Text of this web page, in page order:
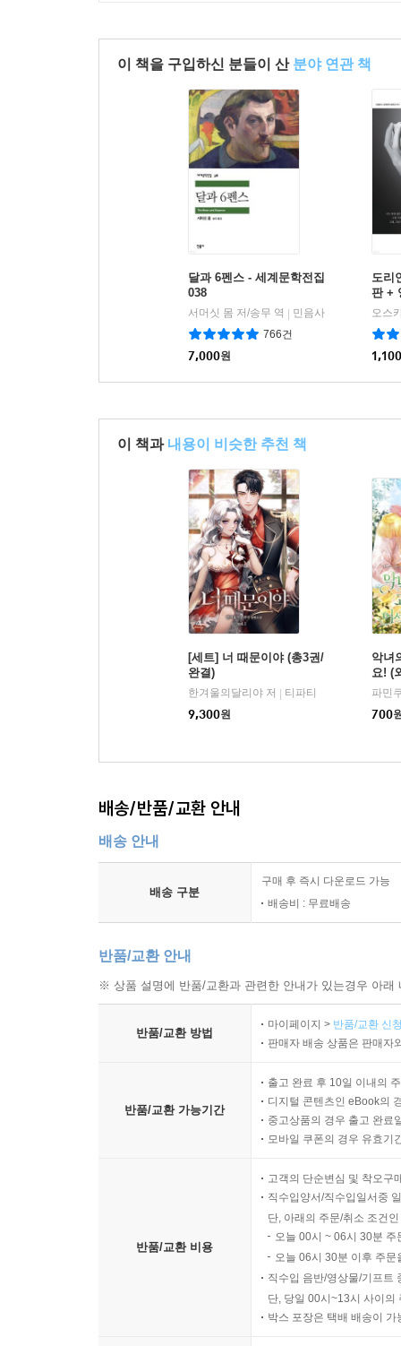
이 책을 구입하신 분들이 산 분야 연관 책
달과 6펜스 - 세계문학전집
038
서머싯 몸 저/송무 역 | 민음사
766건
7,000원
도리
판 +
1,100
이 책과 내용이 비슷한 추천 책
[세트] 너 때문이야 (총3권/
완결)
한겨울의달리야 저 | 티파티
9,300원
악녀
요! (
파민
700
배송/반품/교환 안내
배송 안내
배송 구분
구매 후 즉시 다운로드 가능
배송비 : 무료배송
반품/교환 안내
※ 상품 설명에 반품/교환과 관련한 안내가 있는경우 아
반품/교환 방법
마이페이지 > 반품/교환 신
판매자 배송 상품은 판매자
반품/교환 가능기간
출고 완료 후 10일 이내의
디지털 콘텐츠인 eBook의
중고상품의 경우 출고 완료
모바일 쿠폰의 경우 유효기
반품/교환 비용
고객의 단순변심 및 착오구
직수입양서/직수입일서중
단, 아래의 주문/취소 조건
오늘 00시 ~ 06시 30분
오늘 06시 30분 이후 주
직수입 음반/영상물/기프트
단, 당일 00시~13시 사이의
박스 포장은 택배 배송이